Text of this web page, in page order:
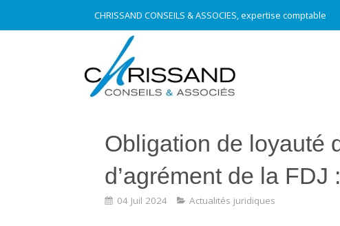
CHRISSAND CONSEILS & ASSOCIES, expertise comptable
Obligation de loyauté
d’agrément de la FDJ
04 Juil 2024 Actualités juridiques